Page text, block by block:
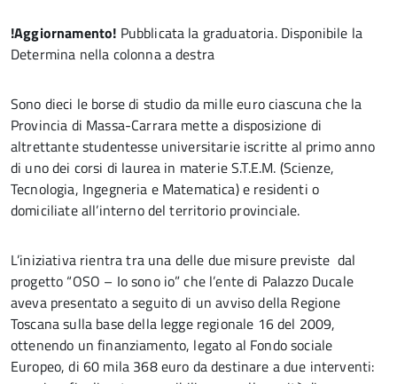
!Aggiornamento! Pubblicata la graduatoria. Disponibile la
Determina nella colonna a destra
Sono dieci le borse di studio da mille euro ciascuna che la
Provincia di Massa-Carrara mette a disposizione di
altrettante studentesse universitarie iscritte al primo anno
di uno dei corsi di laurea in materie S.T.E.M. (Scienze,
Tecnologia, Ingegneria e Matematica) e residenti o
domiciliate all’interno del territorio provinciale.
L’iniziativa rientra tra una delle due misure previste dal
progetto “OSO – Io sono io” che l’ente di Palazzo Ducale
aveva presentato a seguito di un avviso della Regione
Toscana sulla base della legge regionale 16 del 2009,
ottenendo un finanziamento, legato al Fondo sociale
Europeo, di 60 mila 368 euro da destinare a due interventi: